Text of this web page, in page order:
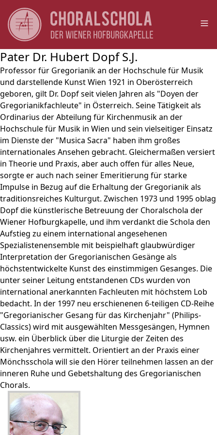
Pater Dr. Hubert Dopf S.J.
Professor für Gregorianik an der Hochschule für Musik
und darstellende Kunst Wien 1921 in Oberösterreich
geboren, gilt Dr. Dopf seit vielen Jahren als "Doyen der
Gregorianikfachleute" in Österreich. Seine Tätigkeit als
Ordinarius der Abteilung für Kirchenmusik an der
Hochschule für Musik in Wien und sein vielseitiger Einsatz
im Dienste der "Musica Sacra" haben ihm großes
internationales Ansehen gebracht. Gleichermaßen versiert
in Theorie und Praxis, aber auch offen für alles Neue,
sorgte er auch nach seiner Emeritierung für starke
Impulse in Bezug auf die Erhaltung der Gregorianik als
traditionsreiches Kulturgut. Zwischen 1973 und 1995 oblag
Dopf die künstlerische Betreuung der Choralschola der
Wiener Hofburgkapelle, und ihm verdankt die Schola den
Aufstieg zu einem international angesehenen
Spezialistenensemble mit beispielhaft glaubwürdiger
Interpretation der Gregorianischen Gesänge als
höchstentwickelte Kunst des einstimmigen Gesanges. Die
unter seiner Leitung entstandenen CDs wurden von
international anerkannten Fachleuten mit höchstem Lob
bedacht. In der 1997 neu erschienenen 6-teiligen CD-Reihe
"Gregorianischer Gesang für das Kirchenjahr" (Philips-
Classics) wird mit ausgewählten Messgesängen, Hymnen
usw. ein Überblick über die Liturgie der Zeiten des
Kirchenjahres vermittelt. Orientiert an der Praxis einer
Mönchsschola will sie den Hörer teilnehmen lassen an der
inneren Ruhe und Gebetshaltung des Gregorianischen
Chorals.